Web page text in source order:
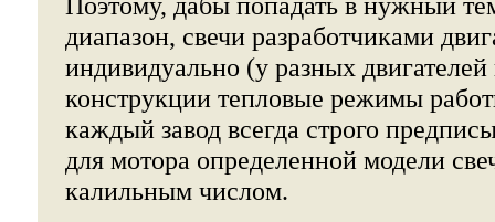
диапазон, свечи разработчиками
индивидуально (у разных двигателей
конструкции тепловые режимы
каждый завод всегда строго
для мотора определенной модели
калильным числом.